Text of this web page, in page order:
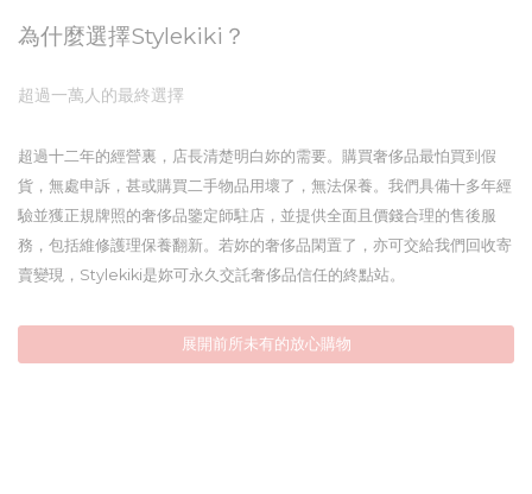
為什麼選擇Stylekiki？
超過一萬人的最終選擇
超過十二年的經營裏，店長清楚明白妳的需要。購買奢侈品最怕買到假
貨，無處申訴，甚或購買二手物品用壞了，無法保養。我們具備十多年經
驗並獲正規牌照的奢侈品鑒定師駐店，並提供全面且價錢合理的售後服
務，包括維修護理保養翻新。若妳的奢侈品閑置了，亦可交給我們回收寄
賣變現，Stylekiki是妳可永久交託奢侈品信任的終點站。
展開前所未有的放心購物